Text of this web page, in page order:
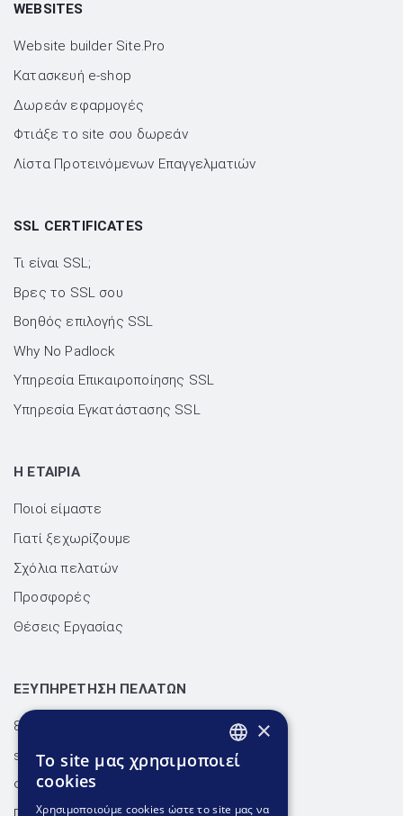
WEBSITES
Website builder Site.Pro
Kατασκευή e-shop
Δωρεάν εφαρμογές
Φτιάξε το site σου δωρεάν
Λίστα Προτεινόμενων Επαγγελματιών
SSL CERTIFICATES
Τι είναι SSL;
Βρες το SSL σου
Βοηθός επιλογής SSL
Why No Padlock
Υπηρεσία Επικαιροποίησης SSL
Υπηρεσία Εγκατάστασης SSL
H ΕΤΑΙΡΙΑ
Ποιοί είμαστε
Γιατί ξεχωρίζουμε
Σχόλια πελατών
Προσφορές
Θέσεις Εργασίας
ΕΞΥΠΗΡΕΤΗΣΗ ΠΕΛΑΤΩΝ
801.300.3520 - 210.953.6767
support@dnhost.gr
Φόρμα επικοινωνίας
GREEK
×
To site μας χρησιμοποιεί
cookies
Χρησιμοποιούμε cookies ώστε το site μας να